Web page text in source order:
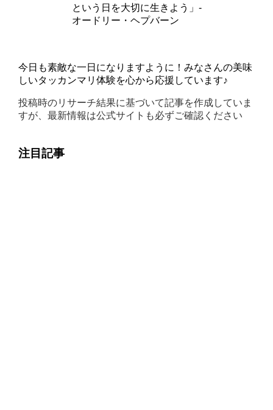
という日を大切に生きよう」-
オードリー・ヘプバーン
今日も素敵な一日になりますように！みなさんの美味
しいタッカンマリ体験を心から応援しています♪
投稿時のリサーチ結果に基づいて記事を作成していま
すが、最新情報は公式サイトも必ずご確認ください
注目記事